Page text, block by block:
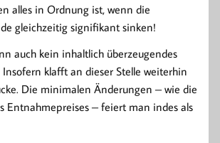
alles in Ordnung ist, wenn die
gleichzeitig signifikant sinken!
auch kein inhaltlich überzeugendes
klafft an dieser Stelle weiterhin
Die minimalen Änderungen – wie die
Entnahmepreises – feiert man indes als